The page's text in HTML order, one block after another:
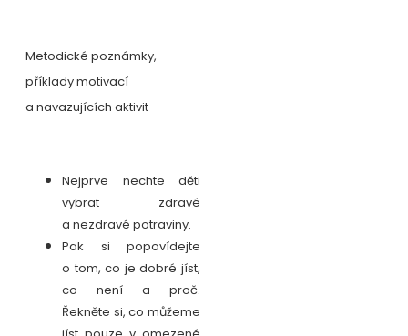
Metodické poznámky,
příklady motivací
a navazujících aktivit
Nejprve nechte děti
vybrat zdravé
a nezdravé potraviny.
Pak si popovídejte
o tom, co je dobré jíst,
co není a proč.
Řekněte si, co můžeme